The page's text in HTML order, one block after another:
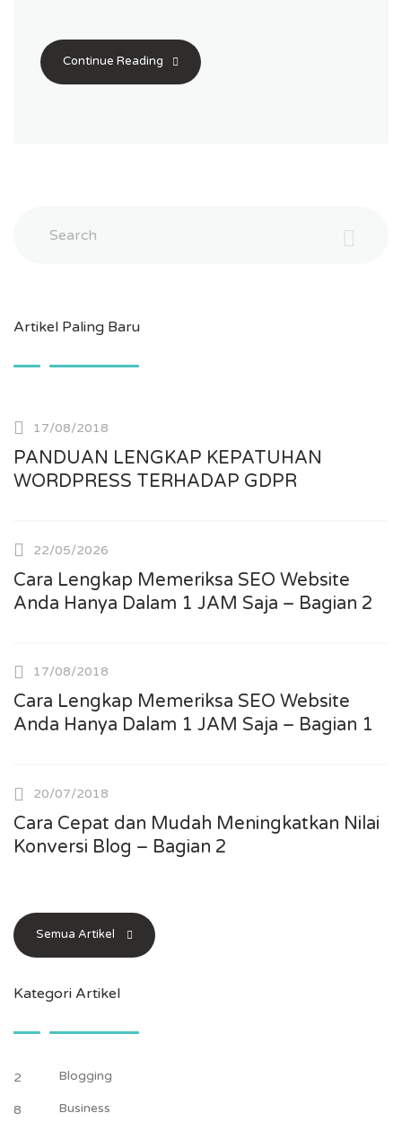
Continue Reading
Artikel Paling Baru
17/08/2018
PANDUAN LENGKAP KEPATUHAN
WORDPRESS TERHADAP GDPR
22/05/2026
Cara Lengkap Memeriksa SEO Website
Anda Hanya Dalam 1 JAM Saja – Bagian 2
17/08/2018
Cara Lengkap Memeriksa SEO Website
Anda Hanya Dalam 1 JAM Saja – Bagian 1
20/07/2018
Cara Cepat dan Mudah Meningkatkan Nilai
Konversi Blog – Bagian 2
Semua Artikel
Kategori Artikel
2 Blogging
8 Business